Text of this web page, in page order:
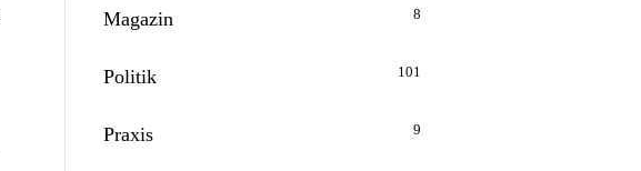
Magazin 8
Politik 101
Praxis 9